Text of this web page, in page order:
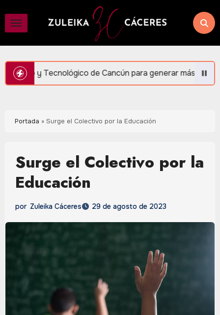
contenido
Cancún para generar más empleo y bienestar: Mara
Portada » Surge el Colectivo por la Educación
Surge el Colectivo por la
Educación
por Zuleika Cáceres 29 de agosto de 2023